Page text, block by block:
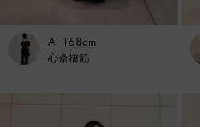
A 168cm
心斎橋筋